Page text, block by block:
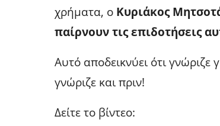
χρήματα, ο Κυριάκος
παίρνουν τις επιδοτήσεις
Αυτό αποδεικνύει ότι γνώριζε
γνώριζε και πριν!
Δείτε το βίντεο: